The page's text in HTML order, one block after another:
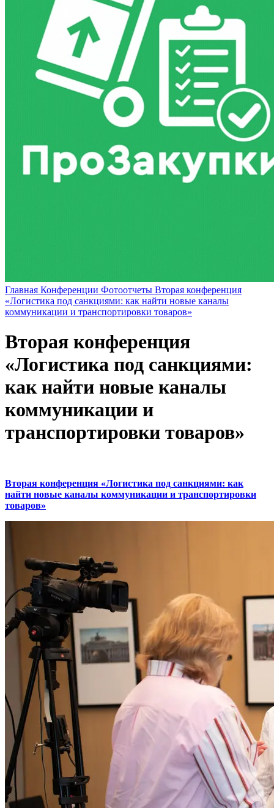
Главная Конференции Фотоотчеты Вторая конференция
«Логистика под санкциями: как найти новые каналы
коммуникации и транспортировки товаров»
Вторая конференция
«Логистика под санкциями:
как найти новые каналы
коммуникации и
транспортировки товаров»
Вторая конференция «Логистика под санкциями: как
найти новые каналы коммуникации и транспортировки
товаров»